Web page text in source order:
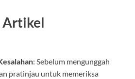
Artikel
: Sebelum mengunggah
pratinjau untuk memeriksa